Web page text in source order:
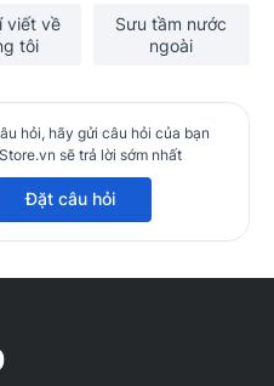
viết về
tôi
Sưu tầm nước
ngoài
hỏi, hãy gửi câu hỏi của bạn
sẽ trả lời sớm nhất
Đặt câu hỏi